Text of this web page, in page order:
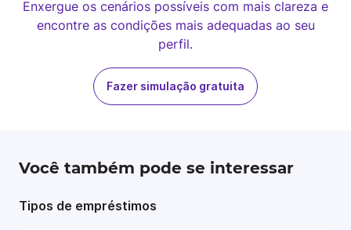
Enxergue os cenários possíveis com mais clareza e
encontre as condições mais adequadas ao seu
perfil.
Fazer simulação gratuita
Você também pode se interessar
Tipos de empréstimos